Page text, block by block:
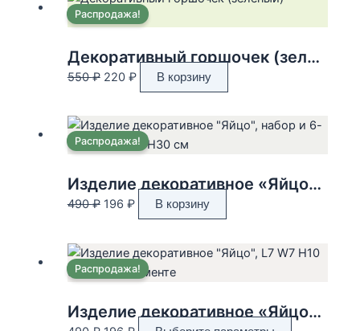
Распродажа!
Декоративный горшочек (зелёный) 11x11x9см
550₽ Первоначальная
550 ₽.
220 ₽Текущая
цена:
В корзину
Распродажа!
Изделие декоративное «Яйцо», набор и 6-ти шт., L9 W4 H30 см
490₽ Первоначальная
490 ₽.
196 ₽Текущая
цена:
В корзину
Распродажа!
Изделие декоративное «Яйцо», L7 W7 H10 см в ассортименте